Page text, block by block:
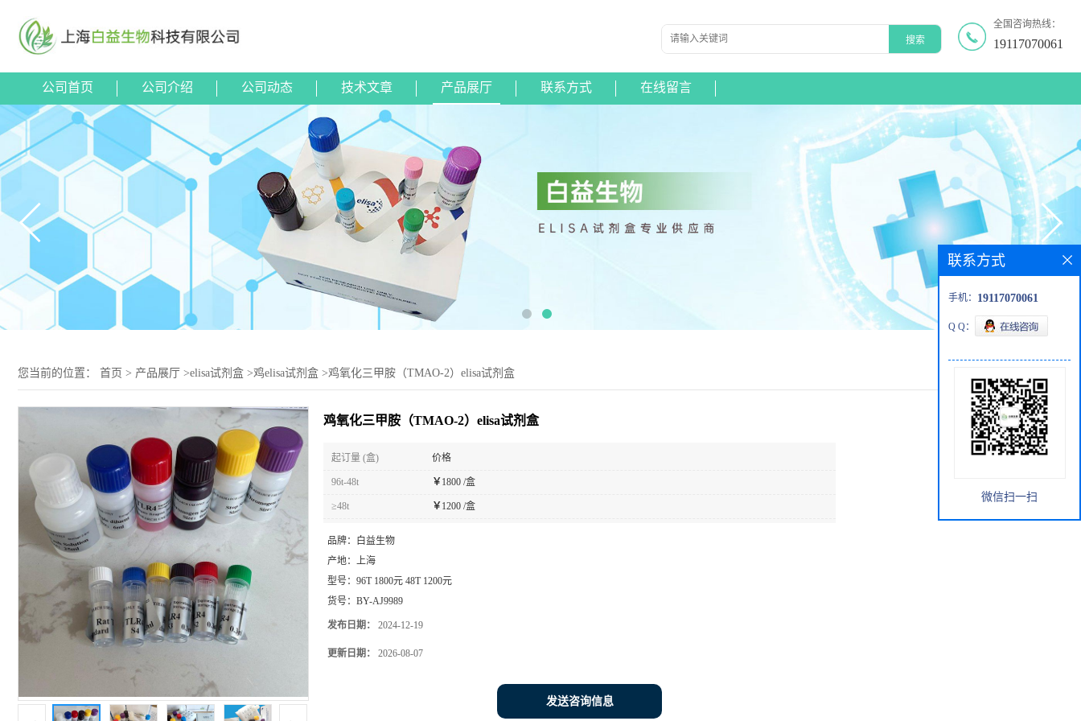
全国咨询热线：
19117070061
公司首页 公司介绍 公司动态 技术文章 产品展厅 联系方式 在线留言
您当前的位置： 首页 > 产品展厅 >elisa试剂盒 >鸡elisa试剂盒 >鸡氧化三甲胺（TMAO-2）elisa试剂盒
鸡氧化三甲胺（TMAO-2）elisa试剂盒
起订量 (盒) 价格
96t-48t ￥ 1800 /盒
≥48t ￥ 1200 /盒
品牌：
白益生物
产地： 上海
型号： 96T 1800元 48T 1200元
货号： BY-AJ9989
发布日期： 2024-12-19
更新日期： 2026-08-07
发送咨询信息
联系方式
手机： 19117070061
Q Q：
微信扫一扫